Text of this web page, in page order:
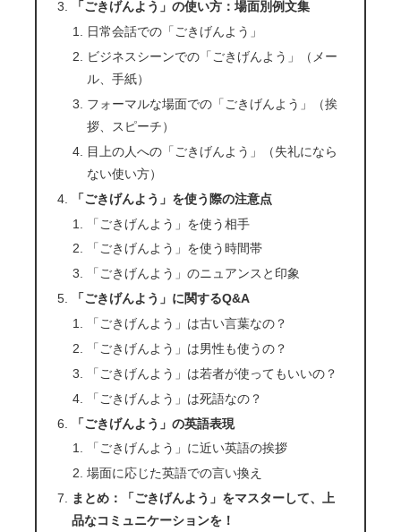
「ごきげんよう」の使い方：場面別例文集
日常会話での「ごきげんよう」
ビジネスシーンでの「ごきげんよう」（メー
ル、手紙）
フォーマルな場面での「ごきげんよう」（挨
拶、スピーチ）
目上の人への「ごきげんよう」（失礼になら
ない使い方）
「ごきげんよう」を使う際の注意点
「ごきげんよう」を使う相手
「ごきげんよう」を使う時間帯
「ごきげんよう」のニュアンスと印象
「ごきげんよう」に関するQ&A
「ごきげんよう」は古い言葉なの？
「ごきげんよう」は男性も使うの？
「ごきげんよう」は若者が使ってもいいの？
「ごきげんよう」は死語なの？
「ごきげんよう」の英語表現
「ごきげんよう」に近い英語の挨拶
場面に応じた英語での言い換え
まとめ：「ごきげんよう」をマスターして、上
品なコミュニケーションを！